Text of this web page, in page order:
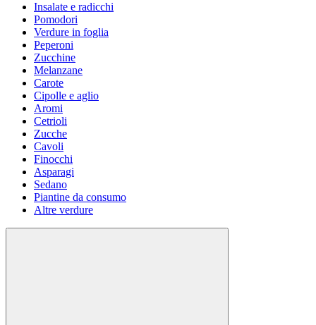
Insalate e radicchi
Pomodori
Verdure in foglia
Peperoni
Zucchine
Melanzane
Carote
Cipolle e aglio
Aromi
Cetrioli
Zucche
Cavoli
Finocchi
Asparagi
Sedano
Piantine da consumo
Altre verdure